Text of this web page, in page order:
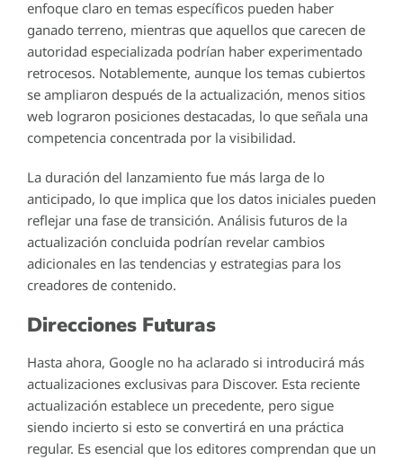
enfoque claro en temas específicos pueden haber
ganado terreno, mientras que aquellos que carecen de
autoridad especializada podrían haber experimentado
retrocesos. Notablemente, aunque los temas cubiertos
se ampliaron después de la actualización, menos sitios
web lograron posiciones destacadas, lo que señala una
competencia concentrada por la visibilidad.
La duración del lanzamiento fue más larga de lo
anticipado, lo que implica que los datos iniciales pueden
reflejar una fase de transición. Análisis futuros de la
actualización concluida podrían revelar cambios
adicionales en las tendencias y estrategias para los
creadores de contenido.
Direcciones Futuras
Hasta ahora, Google no ha aclarado si introducirá más
actualizaciones exclusivas para Discover. Esta reciente
actualización establece un precedente, pero sigue
siendo incierto si esto se convertirá en una práctica
regular. Es esencial que los editores comprendan que un